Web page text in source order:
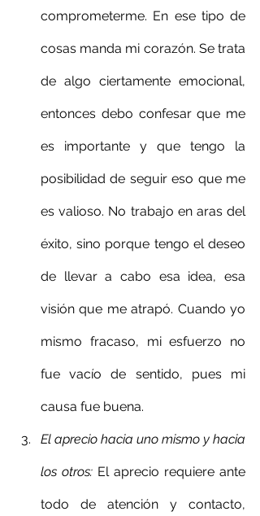
comprometerme. En ese tipo de
cosas manda mi corazón. Se trata
de algo ciertamente emocional,
entonces debo confesar que me
es importante y que tengo la
posibilidad de seguir eso que me
es valioso. No trabajo en aras del
éxito, sino porque tengo el deseo
de llevar a cabo esa idea, esa
visión que me atrapó. Cuando yo
mismo fracaso, mi esfuerzo no
fue vacío de sentido, pues mi
causa fue buena.
El aprecio hacia uno mismo y hacia
los otros: El aprecio requiere ante
todo de atención y contacto,